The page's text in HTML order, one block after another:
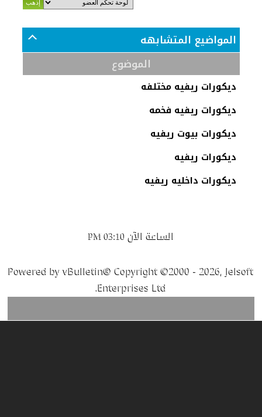
المواضيع المتشابهه
الموضوع
ديكورات ريفيه مختلفه
ديكورات ريفيه فخمه
ديكورات بيوت ريفيه
ديكورات ريفيه
ديكورات داخليه ريفيه
الساعة الآن 03:10 PM
Powered by vBulletin® Copyright ©2000 - 2026, Jelsoft
Enterprises Ltd.